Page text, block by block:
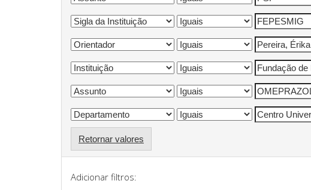
Retornar valores
Adicionar filtros: